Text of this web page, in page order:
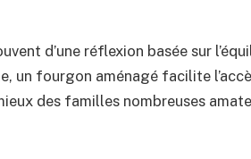
d’une réflexion basée sur
un fourgon aménagé facilite
des familles nombreuses